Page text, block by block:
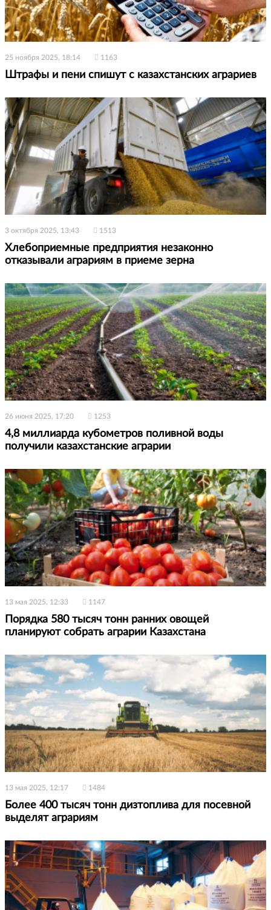
25 ноября 2025, 18:14 1163
Штрафы и пени спишут с казахстанских аграриев
3 октября 2025, 13:43 1513
Хлебоприемные предприятия незаконно
отказывали аграриям в приеме зерна
26 июня 2025, 17:20 1253
4,8 миллиарда кубометров поливной воды
получили казахстанские аграрии
13 мая 2025, 12:33 1147
Порядка 580 тысяч тонн ранних овощей
планируют собрать аграрии Казахстана
13 мая 2025, 12:17 1484
Более 400 тысяч тонн дизтоплива для посевной
выделят аграриям